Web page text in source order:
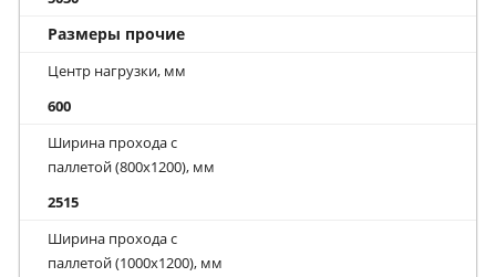
Размеры прочие
Центр нагрузки, мм
600
Ширина прохода с
паллетой (800х1200), мм
2515
Ширина прохода с
паллетой (1000х1200), мм